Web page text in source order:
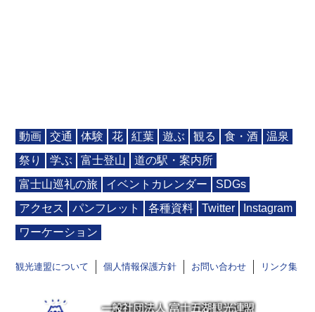
動画 交通 体験 花 紅葉 遊ぶ 観る 食・酒
温泉
祭り
学ぶ 富士登山
道の駅・案内所
富士山巡礼の旅
イベントカレンダー
SDGs
アクセス
パンフレット 各種資料 Twitter
Instagram
ワーケーション
観光連盟について 個人情報保護方針 お問い合わせ リンク集